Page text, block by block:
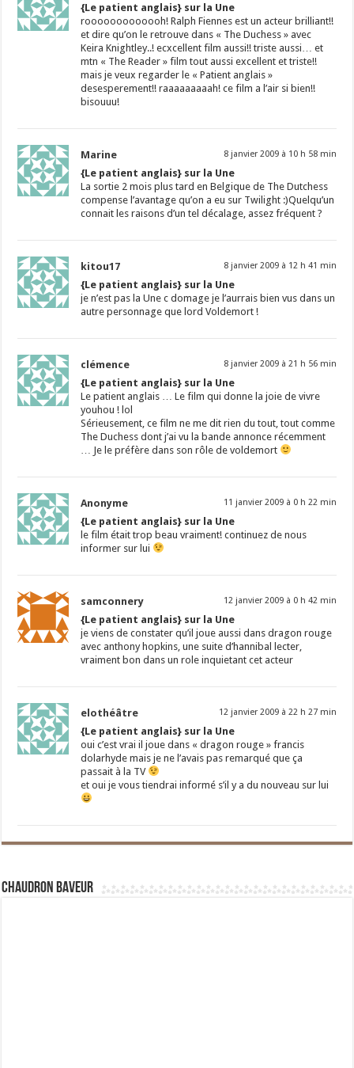
{Le patient anglais} sur la Une
rooooooooooooh! Ralph Fiennes est un acteur brilliant!!
et dire qu’on le retrouve dans « The Duchess » avec
Keira Knightley..! ecxcellent film aussi!! triste aussi… et
mtn « The Reader » film tout aussi excellent et triste!!
mais je veux regarder le « Patient anglais »
desesperement!! raaaaaaaaah! ce film a l’air si bien!!
bisouuu!
Marine 8 janvier 2009 à 10 h 58 min
{Le patient anglais} sur la Une
La sortie 2 mois plus tard en Belgique de The Dutchess
compense l’avantage qu’on a eu sur Twilight :)Quelqu’un
connait les raisons d’un tel décalage, assez fréquent ?
kitou17 8 janvier 2009 à 12 h 41 min
{Le patient anglais} sur la Une
je n’est pas la Une c domage je l’aurrais bien vus dans un
autre personnage que lord Voldemort !
clémence 8 janvier 2009 à 21 h 56 min
{Le patient anglais} sur la Une
Le patient anglais … Le film qui donne la joie de vivre
youhou ! lol
Sérieusement, ce film ne me dit rien du tout, tout comme
The Duchess dont j’ai vu la bande annonce récemment
… Je le préfère dans son rôle de voldemort
Anonyme 11 janvier 2009 à 0 h 22 min
{Le patient anglais} sur la Une
le film était trop beau vraiment! continuez de nous
informer sur lui
samconnery 12 janvier 2009 à 0 h 42 min
{Le patient anglais} sur la Une
je viens de constater qu’il joue aussi dans dragon rouge
avec anthony hopkins, une suite d’hannibal lecter,
vraiment bon dans un role inquietant cet acteur
elothéâtre 12 janvier 2009 à 22 h 27 min
{Le patient anglais} sur la Une
oui c’est vrai il joue dans « dragon rouge » francis
dolarhyde mais je ne l’avais pas remarqué que ça
passait à la TV
et oui je vous tiendrai informé s’il y a du nouveau sur lui
Chaudron Baveur